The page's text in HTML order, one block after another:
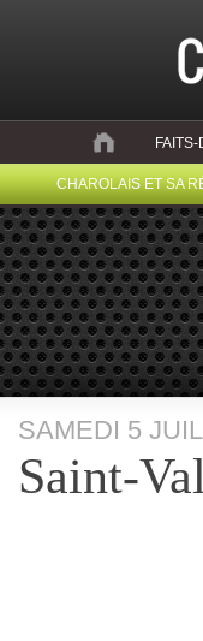
CHAROLAIS ET SA
SAMEDI 5
Saint-